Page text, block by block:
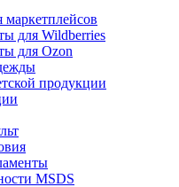
для Wildberries
для Ozon
продукции
MSDS